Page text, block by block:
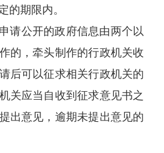
的期限内。
公开的政府信息由两个以
的，牵头制作的行政机关收
后可以征求相关行政机关的
关应当自收到征求意见书之
出意见，逾期未提出意见的